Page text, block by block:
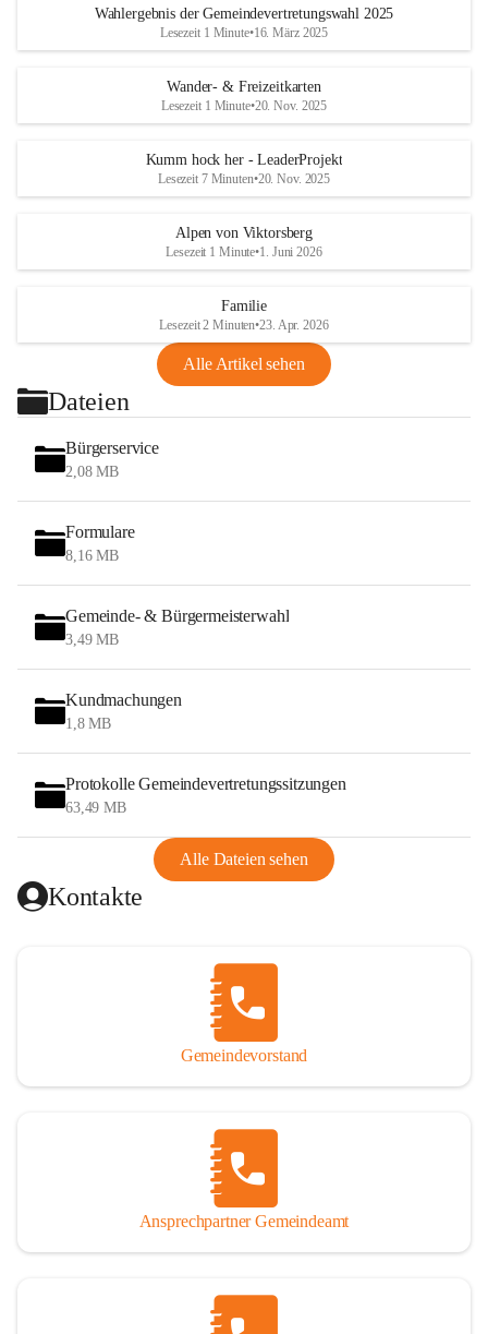
Wahlergebnis der Gemeindevertretungswahl 2025
Lesezeit 1 Minute•16. März 2025
Wander- & Freizeitkarten
Lesezeit 1 Minute•20. Nov. 2025
Kumm hock her - LeaderProjekt
Lesezeit 7 Minuten•20. Nov. 2025
Alpen von Viktorsberg
Lesezeit 1 Minute•1. Juni 2026
Familie
Lesezeit 2 Minuten•23. Apr. 2026
Alle Artikel sehen
Dateien
Bürgerservice
2,08 MB
Formulare
8,16 MB
Gemeinde- & Bürgermeisterwahl
3,49 MB
Kundmachungen
1,8 MB
Protokolle Gemeindevertretungssitzungen
63,49 MB
Alle Dateien sehen
Kontakte
Gemeindevorstand
Ansprechpartner Gemeindeamt